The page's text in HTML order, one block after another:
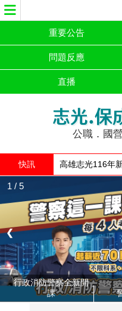
重要公告
問題反應
直播
志光.保
公職．國
快訊 高雄志光116年
1 / 5
❮
行政消防警察全新開
課